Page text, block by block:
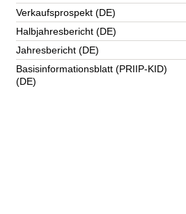
Verkaufsprospekt (DE)
Halbjahresbericht (DE)
Jahresbericht (DE)
Basisinformationsblatt (PRIIP-KID)
(DE)